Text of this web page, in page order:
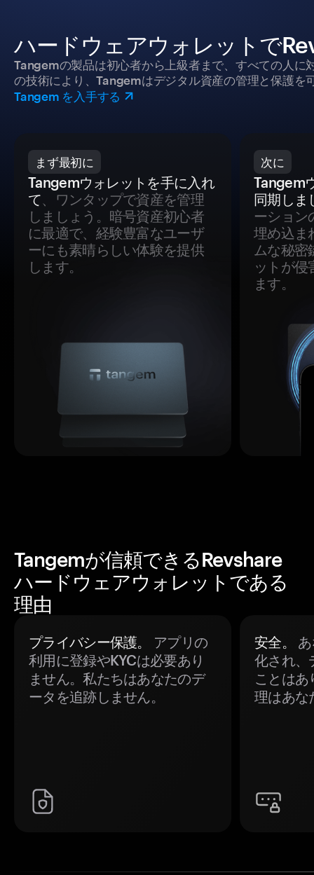
ハードウェアウォレットで
Tangemの製品は初心者から上級者まで、すべての人に
の技術により、Tangemはデジタル資産の管理と保護を
Tangem を入手する
まず最初に
Tangemウォレットを手に入れ
て、ワンタップで資産を管理
しましょう。暗号資産初心者
に最適で、経験豊富なユーザ
ーにも素晴らしい体験を提供
します。
次に
Tangem
同期しま
ーション
埋め込ま
ムな秘密
ットが侵
ます。
Tangemが信頼できるRevshare
ハードウェアウォレットである
理由
プライバシー保護。
アプリの
利用に登録やKYCは必要あり
ません。私たちはあなたのデ
ータを追跡しません。
安全。
化され、
ことはあ
理はあな